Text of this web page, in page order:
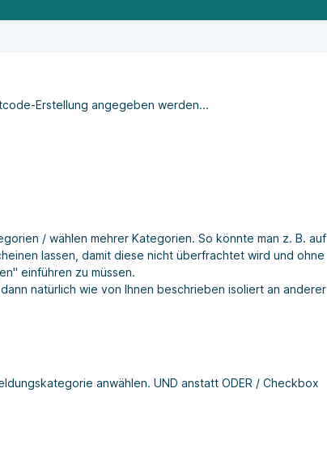
Erstellung angegeben werden...
/ wählen mehrer Kategorien. So könnte man z. B. auf
lassen, damit diese nicht überfrachtet wird und ohne
einführen zu müssen.
natürlich wie von Ihnen beschrieben isoliert an anderer
anwählen. UND anstatt ODER / Checkbox